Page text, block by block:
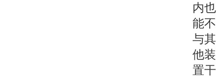
内也
能不
与其
他装
置干